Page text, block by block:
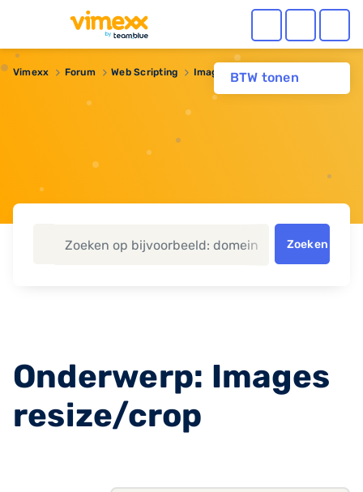
BTW tonen
Vimexx Forum Web Scripting Images resize/crop
Zoeken
Onderwerp: Images
resize/crop